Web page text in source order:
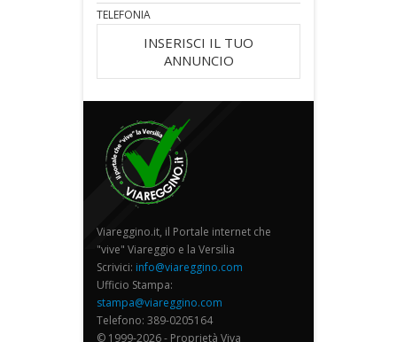
TELEFONIA
INSERISCI IL TUO
ANNUNCIO
Viareggino.it, il Portale internet che
"vive" Viareggio e la Versilia
Scrivici: info@viareggino.com
Ufficio Stampa:
stampa@viareggino.com
Telefono: 389-0205164
© 1999-2026 - Proprietà Viva